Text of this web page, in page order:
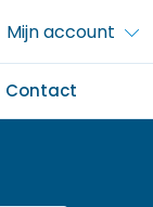
Mijn account
Contact